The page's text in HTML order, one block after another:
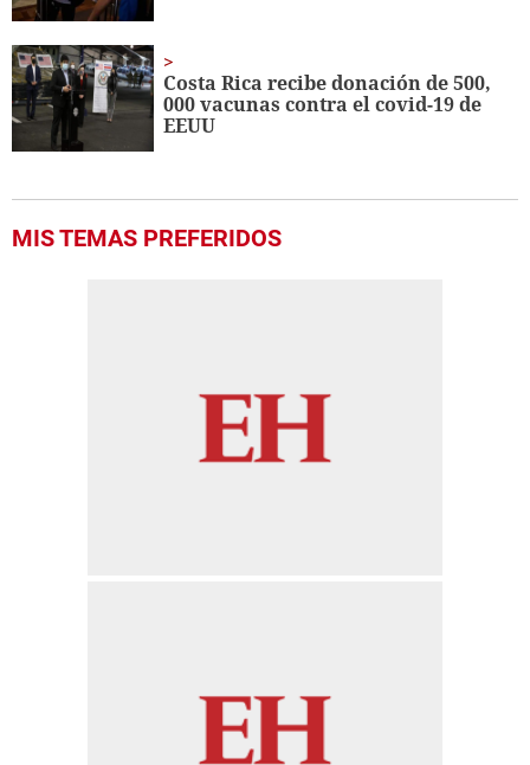
Costa Rica recibe donación de 500,
000 vacunas contra el covid-19 de
EEUU
MIS TEMAS PREFERIDOS